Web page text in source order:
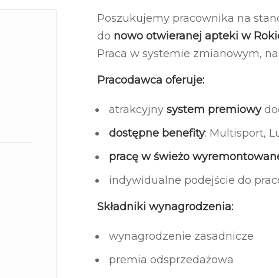
Poszukujemy pracownika na
do nowo otwieranej apteki w
Praca w systemie zmianowym, na
Pracodawca oferuje:
atrakcyjny system premiowy
dostępne benefity: Multisport,
pracę w świeżo
indywidualne podejście do
Składniki wynagrodzenia:
wynagrodzenie zasadnicze
premia odsprzedażowa